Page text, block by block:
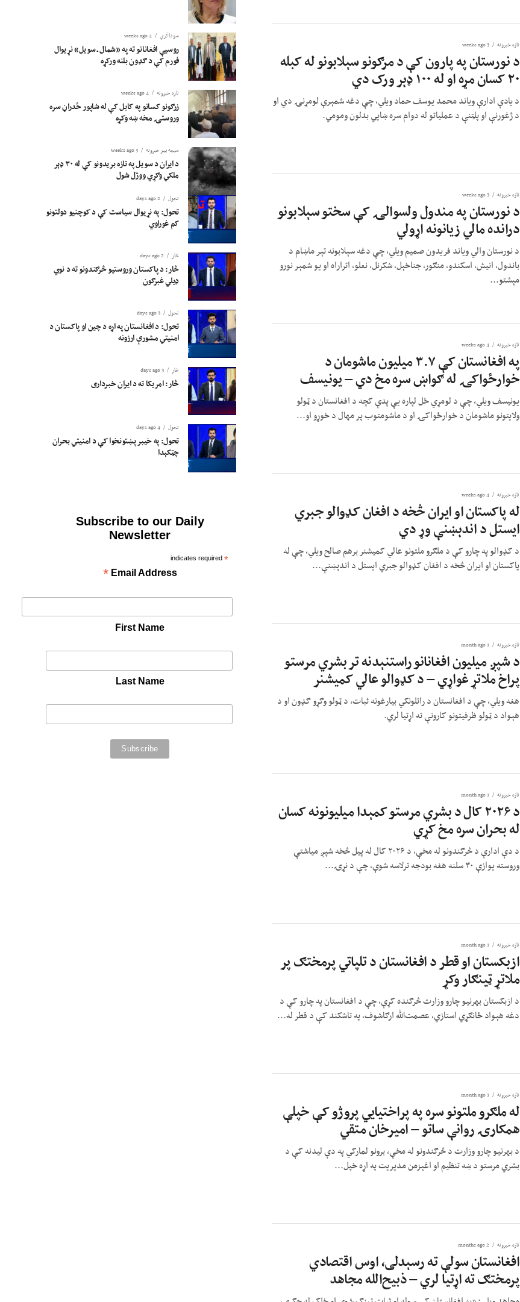
تازه خبرونه 3 weeks ago
د نورستان په پارون کې د مرګونو سېلابونو له کبله
۲۰ کسان مړه او له ۱۰۰ ډېر ورک دي
د یادې ادارې ویاند محمد یوسف حماد ویلي، چې دغه شمېرې لومړنۍ دي او
د ژغورنې او پلټنې د عملیاتو له دوام سره ښایي بدلون ومومي.
تازه خبرونه 3 weeks ago
د نورستان په مندول ولسوالۍ کې سختو سېلابونو
درانده مالي زیانونه اړولي
د نورستان والي ویاند فریدون صمیم ویلي، چې دغه سېلابونه تېر ماښام د
باندول، انیش، اسکندو، منګور، جناخېل، شکرنل، نعلو، اتراراه او یو شمېر نورو
مېشتو...
تازه خبرونه 4 weeks ago
په افغانستان کې ۳.۷ میلیون ماشومان د
خوارځواکۍ له ګواښ سره مخ دي – یونیسف
یونیسف ویلي، چې د لومړي ځل لپاره یې پدې کچه د افغانستان د ټولو
ولایتونو ماشومان د خوارځواکۍ او د ماشومتوب پر مهال د خوړو او...
تازه خبرونه 4 weeks ago
له پاکستان او ایران څخه د افغان کډوالو جبري
ایستل د اندېښنې وړ دي
د کډوالو په چارو کې د ملګرو ملتونو عالي کمیشنر برهم صالح ویلي، چې له
پاکستان او ایران څخه د افغان کډوالو جبري ایستل د اندېښنې...
تازه خبرونه 1 month ago
د شپږ میلیون افغانانو راستنېدنه تر بشري مرستو
پراخ ملاتړ غواړي – د کډوالو عالي کمیشنر
هغه ویلي، چې د افغانستان د راتلونکي بیارغونه ثبات، د ټولو وګړو ګډون او د
هېواد د ټولو ظرفیتونو کارونې ته اړتیا لري.
تازه خبرونه 1 month ago
د ۲۰۲۶ کال د بشري مرستو کمېدا میلیونونه کسان
له بحران سره مخ کړي
د دې ادارې د څرګندونو له مخې، د ۲۰۲۶ کال له پیل څخه شپږ میاشتې
وروسته یوازې ۳۰ سلنه هغه بودجه ترلاسه شوې، چې د نړۍ...
تازه خبرونه 1 month ago
ازبکستان او قطر د افغانستان د تلپاتي پرمختګ پر
ملاتړ ټینګار وکړ
د ازبکستان بهرنیو چارو وزارت څرګنده کړې، چې د افغانستان په چارو کې د
دغه هېواد ځانګړي استازي، عصمت‌الله ارګاشوف، په تاشکند کې د قطر له...
تازه خبرونه 1 month ago
له ملګرو ملتونو سره په پراختیايي پروژو کې خپلې
همکارۍ روانې ساتو – امیر‌خان متقي
د بهرنیو چارو وزارت د څرګندونو له مخې، برونو لمارکي په دې لیدنه کې د
بشري مرستو د ښه تنظیم او اغېزمن مدیریت په اړه خپل...
تازه خبرونه 2 months ago
افغانستان سولې ته رسېدلی، اوس اقتصادي
پرمختګ ته اړتیا لري – ذبیح‌الله مجاهد
سوداگري 4 weeks ago
روسیې افغانانو ته په «شمال ـ سویل» نړیوال
فورم کې د ګډون بلنه ورکړه
تازه خبرونه 4 weeks ago
زرګونو کسانو په کابل کې له شاپور ځدراڼ سره
وروستۍ مخه ښه وکړه
سیمه ییز خبرونه 3 weeks ago
د ایران د سویل په تازه بریدونو کې له ۳۰ ډېر
ملکي وګړي ووژل شول
تحول 2 days ago
تحول: په نړیوال سیاست کې د کوچنیو دولتونو
کم غوراوي
څار 2 days ago
څار: د پاکستان وروستیو څرګندونو ته د نوي
ډیلي غبرګون
تحول 3 days ago
تحول: د افغانستان په اړه د چین او پاکستان د
امنیتي مشورې ارزونه
څار 3 days ago
څار: امریکا ته د ایران خبرداری
تحول 4 days ago
تحول: په خیبر پښتونخوا کې د امنیتي بحران
چټکېدا
Subscribe to our Daily
Newsletter
*
indicates required
Email Address
*
First Name
Last Name